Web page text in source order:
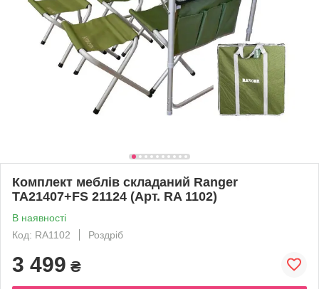
Комплект меблів складаний Ranger
TA21407+FS 21124 (Арт. RA 1102)
В наявності
Код: RA1102
Роздріб
3 499 ₴